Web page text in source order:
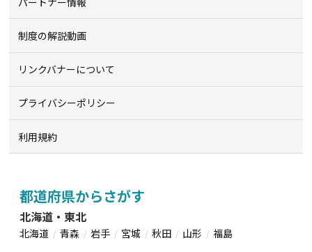
制度の解説動画
リンクバナーについて
プライバシーポリシー
利用規約
都道府県からさがす
北海道・東北
北海道 青森 岩手 宮城 秋田 山形 福島